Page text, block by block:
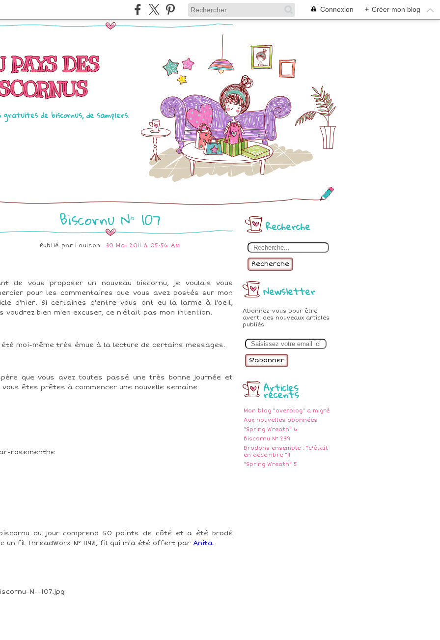
Connexion + Créer mon blog
PAYS DES
gratuites de biscornus, de samplers.
Recherche
Recherche
Newsletter
Abonnez-vous pour être
averti des nouveaux articles
publiés.
m
Articles
récents
Mon blog "overblog" a migré
Aux nouvelles abonnées
"Spring Wreath" 6
Biscornu N° 239
Brodons ensemble : "c'était
en décembre "11
"Spring Wreath" 5
Biscornu N° 107
Publié par Louison 30 Mai 2011 à 05:56 AM
de vous proposer un nouveau biscornu, je voulais vous
pour les commentaires que vous avez postés sur mon
d'hier. Si certaines d'entre vous ont eu la larme à l'oeil,
voudrez bien m'en excuser, ce n'était pas mon intention.
été moi-même très émue à la lecture de certains messages.
que vous avez toutes passé une très bonne journée et
vous êtes prêtes à commencer une nouvelle semaine.
du jour comprend 50 points de côté et a été brodé
un fil ThreadWorx N° 1148, fil qui m'a été offert par Anita.